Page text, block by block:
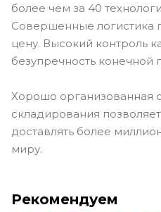
более чем за 40
Совершенные логистика
цену. Высокий контроль
безупречность конечной
Хорошо организованная
складирования
доставлять более
миру.
Рекомендуем